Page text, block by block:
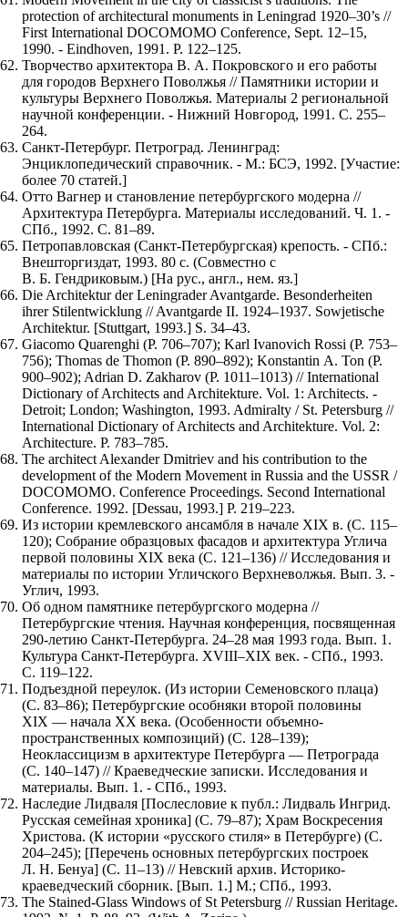
protection of architectural monuments in Leningrad 1920–30’s //
First International DOCOMOMO Conference, Sept. 12–15,
1990. - Eindhoven, 1991. Р. 122–125.
Творчество архитектора В. А. Покровского и его работы
для городов Верхнего Поволжья // Памятники истории и
культуры Верхнего Поволжья. Материалы 2 региональной
научной конференции. - Нижний Новгород, 1991. С. 255–
264.
Санкт-Петербург. Петроград. Ленинград:
Энциклопедический справочник. - М.: БСЭ, 1992. [Участие:
более 70 статей.]
Отто Вагнер и становление петербургского модерна //
Архитектура Петербурга. Материалы исследований. Ч. 1. -
СПб., 1992. С. 81–89.
Петропавловская (Санкт-Петербургская) крепость. - СПб.:
Внешторгиздат, 1993. 80 с. (Совместно с
В. Б. Гендриковым.) [На рус., англ., нем. яз.]
Die Architektur der Leningrader Avantgarde. Besonderheiten
ihrer Stilentwicklung // Avantgarde II. 1924–1937. Sowjetische
Architektur. [Stuttgart, 1993.] S. 34–43.
Giacomo Quarenghi (P. 706–707); Karl Ivanovich Rossi (Р. 753–
756); Thomas de Thomon (Р. 890–892); Konstantin A. Ton (Р.
900–902); Adrian D. Zakharov (Р. 1011–1013) // International
Dictionary of Architects and Architekture. Vol. 1: Architects. -
Detroit; London; Washington, 1993. Admiralty / St. Petersburg //
International Dictionary of Architects and Architekture. Vol. 2:
Architecture. P. 783–785.
The architect Alexander Dmitriev and his contribution to the
development of the Modern Movement in Russia and the USSR /
DOCOMOMO. Conference Proceedings. Second International
Conference. 1992. [Dessau, 1993.] P. 219–223.
Из истории кремлевского ансамбля в начале XIX в. (С. 115–
120); Собрание образцовых фасадов и архитектура Углича
первой половины XIX века (С. 121–136) // Исследования и
материалы по истории Угличского Верхневолжья. Вып. 3. -
Углич, 1993.
Об одном памятнике петербургского модерна //
Петербургские чтения. Научная конференция, посвященная
290-летию Санкт-Петербурга. 24–28 мая 1993 года. Вып. 1.
Культура Санкт-Петербурга. XVIII–XIX век. - СПб., 1993.
С. 119–122.
Подъездной переулок. (Из истории Семеновского плаца)
(С. 83–86); Петербургские особняки второй половины
XIX — начала XX века. (Особенности объемно-
пространственных композиций) (С. 128–139);
Неоклассицизм в архитектуре Петербурга — Петрограда
(С. 140–147) // Краеведческие записки. Исследования и
материалы. Вып. 1. - СПб., 1993.
Наследие Лидваля [Послесловие к публ.: Лидваль Ингрид.
Русская семейная хроника] (С. 79–87); Храм Воскресения
Христова. (К истории «русского стиля» в Петербурге) (С.
204–245); [Перечень основных петербургских построек
Л. Н. Бенуа] (С. 11–13) // Невский архив. Историко-
краеведческий сборник. [Вып. 1.] М.; СПб., 1993.
The Stained-Glass Windows of St Petersburg // Russian Heritage.